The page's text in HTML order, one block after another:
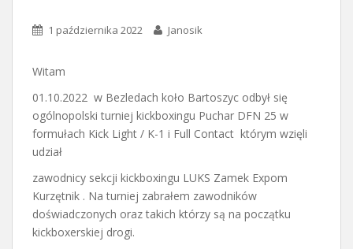
1 października 2022 Janosik
Witam
01.10.2022 w Bezledach koło Bartoszyc odbył się
ogólnopolski turniej kickboxingu Puchar DFN 25 w
formułach Kick Light / K-1 i Full Contact którym wzięli
udział
zawodnicy sekcji kickboxingu LUKS Zamek Expom
Kurzętnik . Na turniej zabrałem zawodników
doświadczonych oraz takich którzy są na początku
kickboxerskiej drogi.